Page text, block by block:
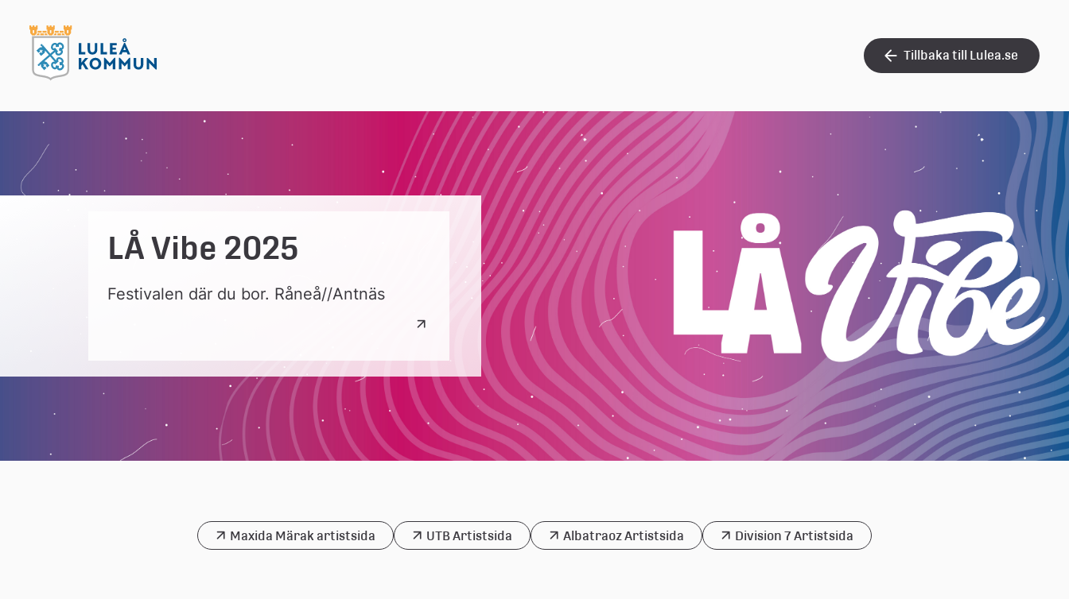
Tillbaka till Lulea.se
LÅ Vibe 2025
Festivalen där du bor. Råneå//Antnäs
2025
Maxida Märak artistsida UTB Artistsida Albatraoz Artistsida Division 7 Artistsida